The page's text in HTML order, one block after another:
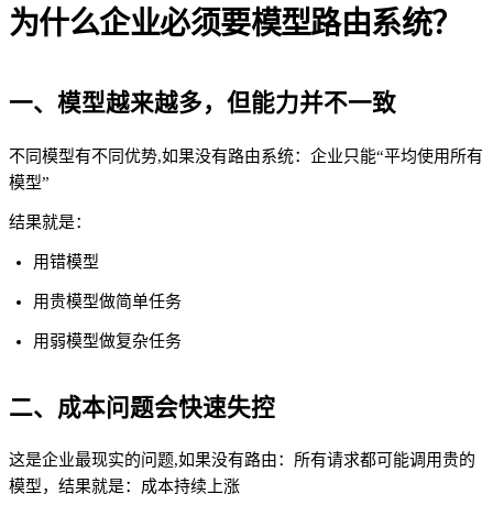
为什么企业必须要模型路由系统？
一、模型越来越多，但能力并不一致
不同模型有不同优势,如果没有路由系统：企业只能“平均使用所有
模型”
结果就是：
用错模型
用贵模型做简单任务
用弱模型做复杂任务
二、成本问题会快速失控
这是企业最现实的问题,如果没有路由：所有请求都可能调用贵的
模型，结果就是：成本持续上涨